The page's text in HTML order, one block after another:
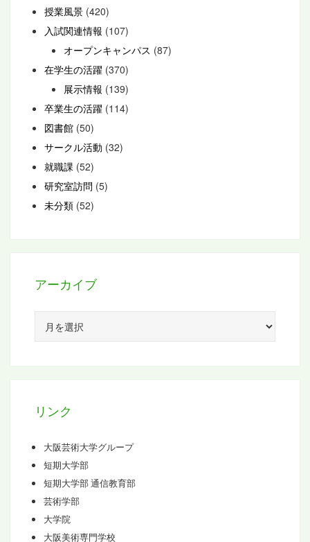
授業風景 (420)
入試関連情報 (107)
オープンキャンパス (87)
在学生の活躍 (370)
展示情報 (139)
卒業生の活躍 (114)
図書館 (50)
サークル活動 (32)
就職課 (52)
研究室訪問 (5)
未分類 (52)
アーカイブ
カ
リンク
大阪芸術大学グループ
短期大学部
短期大学部 通信教育部
芸術学部
大学院
大阪美術専門学校